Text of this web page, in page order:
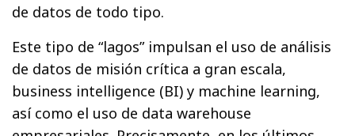
de datos de todo tipo.
Este tipo de “lagos” impulsan el uso de análisis
de datos de misión crítica a gran escala,
business intelligence (BI) y machine learning,
así como el uso de data warehouse